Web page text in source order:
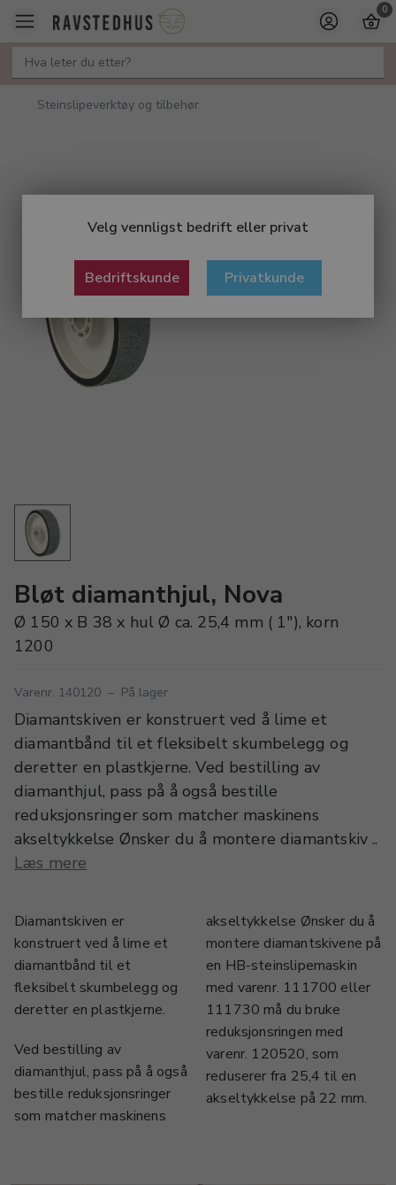
Velg vennligst bedrift eller privat
Bedriftskunde Privatkunde
0
Steinslipeverktøy og tilbehør
Bløt diamanthjul, Nova
Ø 150 x B 38 x hul Ø ca. 25,4 mm ( 1″), korn
1200
Varenr. 140120 – På lager
Diamantskiven er konstruert ved å lime et
diamantbånd til et fleksibelt skumbelegg og
deretter en plastkjerne. Ved bestilling av
diamanthjul, pass på å også bestille
reduksjonsringer som matcher maskinens
akseltykkelse Ønsker du å montere diamantskiv ..
Læs mere
Diamantskiven er
konstruert ved å lime et
diamantbånd til et
fleksibelt skumbelegg og
deretter en plastkjerne.
Ved bestilling av
diamanthjul, pass på å også
bestille reduksjonsringer
som matcher maskinens
akseltykkelse Ønsker du å
montere diamantskivene på
en HB-steinslipemaskin
med varenr. 111700 eller
111730 må du bruke
reduksjonsringen med
varenr. 120520, som
reduserer fra 25,4 til en
akseltykkelse på 22 mm.